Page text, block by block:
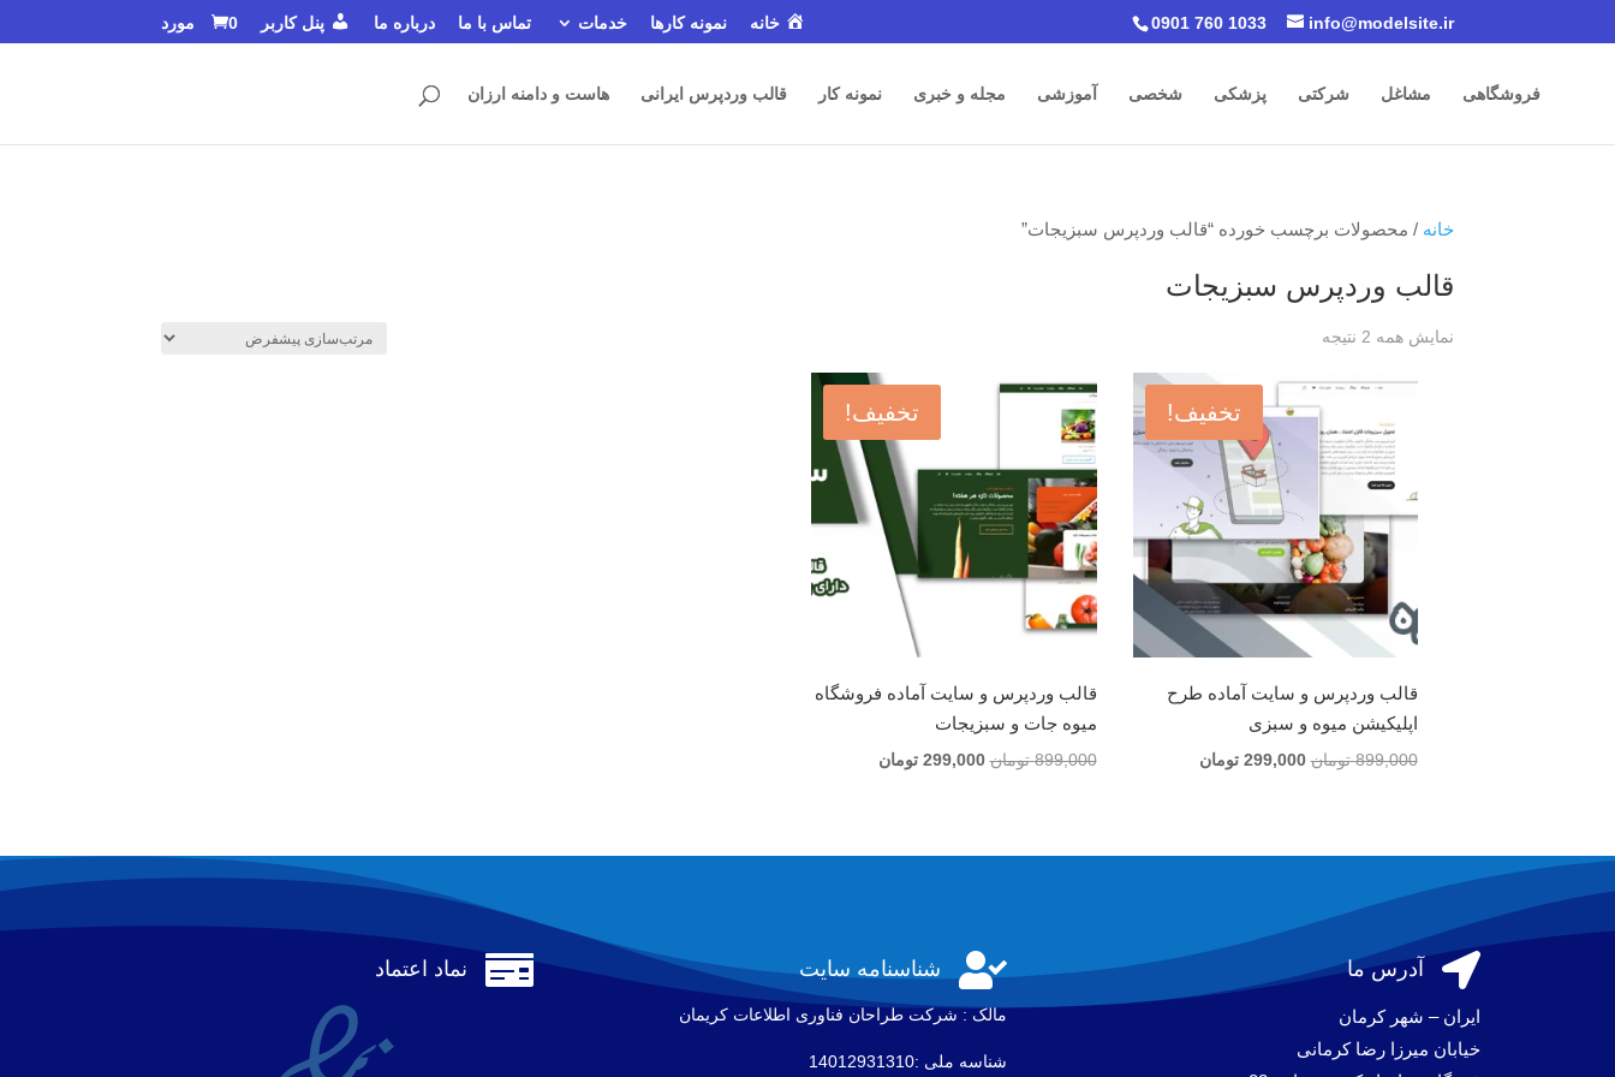
0901 760 1033 info@modelsite.ir خانه نمونه کارها خدمات تماس با ما درباره ما پنل کاربر 0 مورد
فروشگاهی مشاغل شرکتی پزشکی شخصی آموزشی مجله و خبری نمونه کار قالب وردپرس ایرانی هاست و دامنه ارزان
خانه / محصولات برچسب خورده “قالب وردپرس سبزیجات”
قالب وردپرس سبزیجات
نمایش همه 2 نتیجه
تخفیف!
قالب وردپرس و سایت آماده طرح
اپلیکیشن میوه و سبزی
899,000 تومان قیمت
299,000 تومان
تخفیف!
قالب وردپرس و سایت آماده فروشگاه
میوه جات و سبزیجات
899,000 تومان قیمت
299,000 تومان
 نماد اعتماد  شناسنامه سایت
مالک : شرکت طراحان فناوری اطلاعات كريمان
شناسه ملی :14012931310
 آدرس ما
ایران – شهر کرمان
خیابان میرزا رضا کرمانی